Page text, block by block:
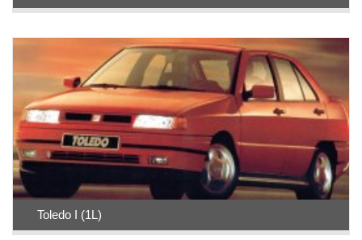
Toledo I (1L)